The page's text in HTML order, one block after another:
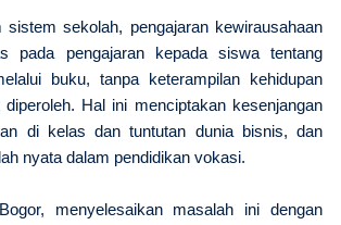
sistem sekolah, pengajaran kewirausahaan
pada pengajaran kepada siswa tentang
buku, tanpa keterampilan kehidupan
Hal ini menciptakan kesenjangan
di kelas dan tuntutan dunia bisnis, dan
nyata dalam pendidikan vokasi.
menyelesaikan masalah ini dengan